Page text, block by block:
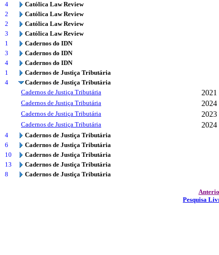
4
Católica Law Review
2
Católica Law Review
2
Católica Law Review
3
Católica Law Review
1
Cadernos do IDN
3
Cadernos do IDN
4
Cadernos do IDN
1
Cadernos de Justiça Tributária
4
Cadernos de Justiça Tributária
Cadernos de Justiça Tributária
2021
Cadernos de Justiça Tributária 2024
Cadernos de Justiça Tributária 2023
Cadernos de Justiça Tributária 2024
4
Cadernos de Justiça Tributária
6
Cadernos de Justiça Tributária
10
Cadernos de Justiça Tributária
13
Cadernos de Justiça Tributária
8
Cadernos de Justiça Tributária
Pesquisa